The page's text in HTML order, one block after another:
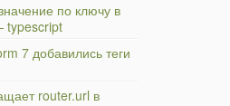
по ключу в
typescript
7 добавились теги
router.url в